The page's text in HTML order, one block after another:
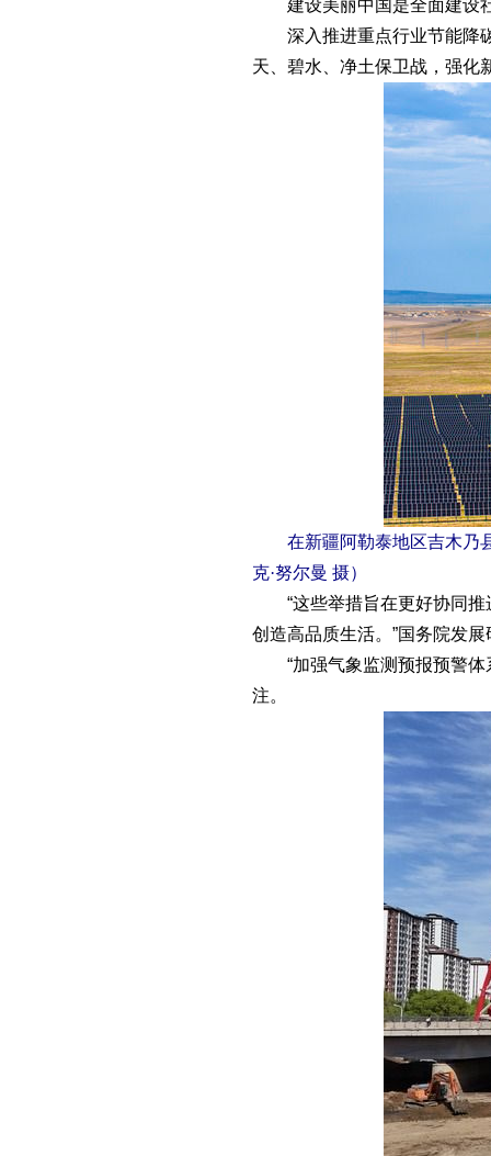
建设美丽中国是全面建设社
深入推进重点行业节能降碳
天、碧水、净土保卫战，强
在新疆阿勒泰地区吉木乃县
克·努尔曼 摄）
“这些举措旨在更好协同推
创造高品质生活。”国务院发
“加强气象监测预报预警体
注。